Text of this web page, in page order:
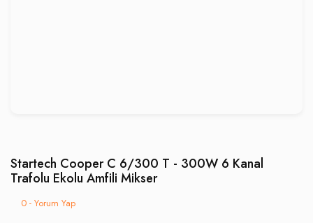
Startech Cooper C 6/300 T - 300W 6 Kanal
Trafolu Ekolu Amfili Mikser
0 - Yorum Yap